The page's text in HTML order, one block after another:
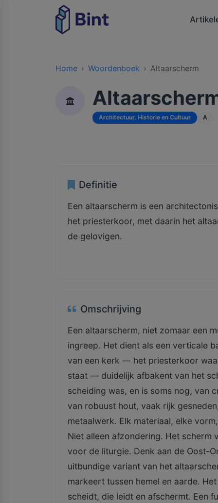
Home Woordenboek Altaarscherm
Architectuur, Historie en Cultuur A
Definitie
Een altaarscherm is een
het priesterkoor, met daarin het
de gelovigen.
Omschrijving
Een altaarscherm, niet zomaar een
ingreep. Het dient als een verticale
van een kerk — het priesterkoor
staat — duidelijk afbakent van het
scheiding was, en is soms nog, van
van robuust hout, vaak rijk
metaalwerk. Elk materiaal, elke
Niet alleen afzondering. Het scherm
voor de liturgie. Denk aan de Oost-
uitbundige variant van het
markeert tussen hemel en aarde.
scheidt, die leidt en afschermt. Een